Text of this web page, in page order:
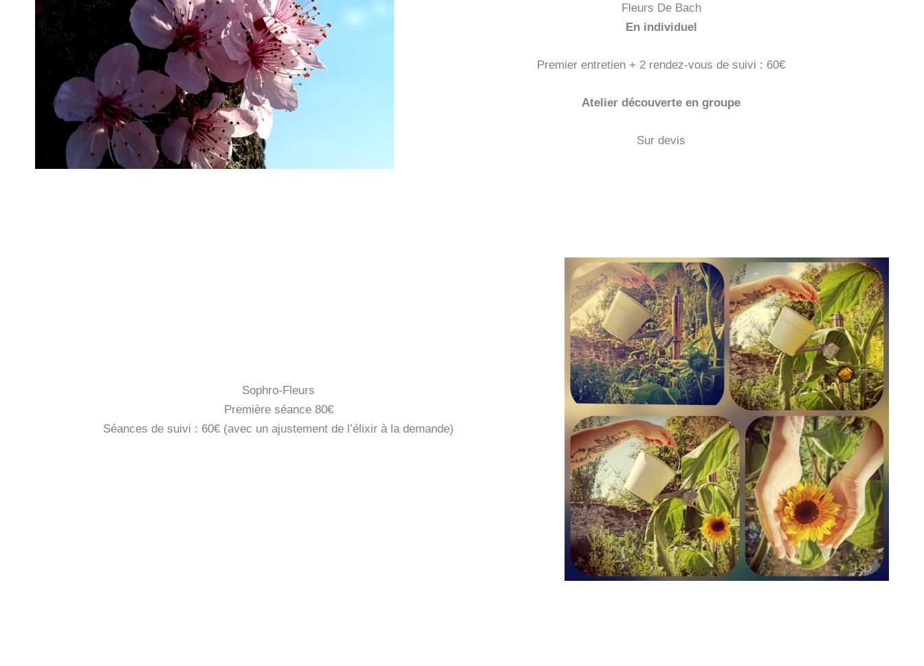
Fleurs De Bach
En individuel
Premier entretien + 2 rendez-vous de suivi : 60€
Atelier découverte en groupe
Sur devis
Sophro-Fleurs
Première séance 80€
Séances de suivi : 60€ (avec un ajustement de l’élixir à la demande)